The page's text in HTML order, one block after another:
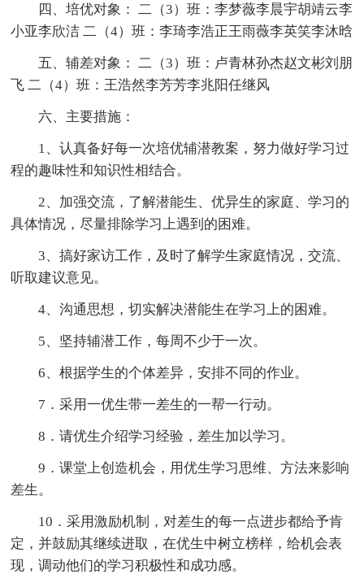
四、培优对象： 二（3）班：李梦薇李晨宇胡靖云李
小亚李欣洁 二（4）班：李琦李浩正王雨薇李英笑李沐晗
五、辅差对象： 二（3）班：卢青林孙杰赵文彬刘朋
飞 二（4）班：王浩然李芳芳李兆阳任继风
六、主要措施：
1、认真备好每一次培优辅潜教案，努力做好学习过
程的趣味性和知识性相结合。
2、加强交流，了解潜能生、优异生的家庭、学习的
具体情况，尽量排除学习上遇到的困难。
3、搞好家访工作，及时了解学生家庭情况，交流、
听取建议意见。
4、沟通思想，切实解决潜能生在学习上的困难。
5、坚持辅潜工作，每周不少于一次。
6、根据学生的个体差异，安排不同的作业。
7．采用一优生带一差生的一帮一行动。
8．请优生介绍学习经验，差生加以学习。
9．课堂上创造机会，用优生学习思维、方法来影响
差生。
10．采用激励机制，对差生的每一点进步都给予肯
定，并鼓励其继续进取，在优生中树立榜样，给机会表
现，调动他们的学习积极性和成功感。